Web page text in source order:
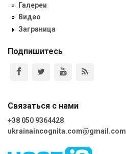
Галереи
Видео
Заграница
Подпишитесь
Связаться с нами
+38 050 9364428
ukrainaincognita.com@gmail.com